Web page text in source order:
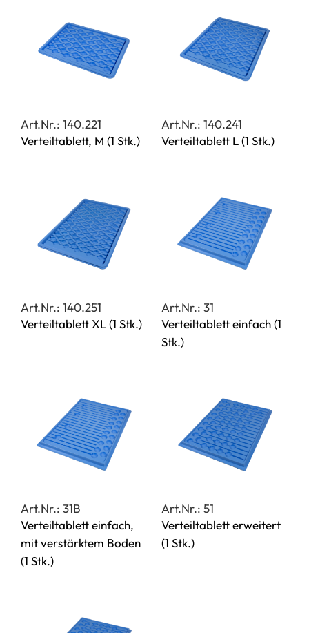
Art.Nr.: 140.221
Verteiltablett, M (1 Stk.)
Art.Nr.: 140.241
Verteiltablett L(1 Stk.)
Art.Nr.: 140.251
Verteiltablett XL(1 Stk.)
Art.Nr.: 31
Verteiltablett einfach(1
Stk.)
Art.Nr.: 31B
Verteiltablett einfach,
mit verstärktem Boden
(1 Stk.)
Art.Nr.: 51
Verteiltablett erweitert
(1 Stk.)